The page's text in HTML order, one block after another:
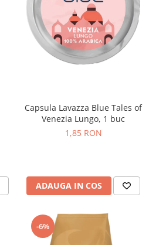
Capsula Lavazza Blue Tales of
Venezia Lungo, 1 buc
1,85 RON
ADAUGA IN COS
-6%